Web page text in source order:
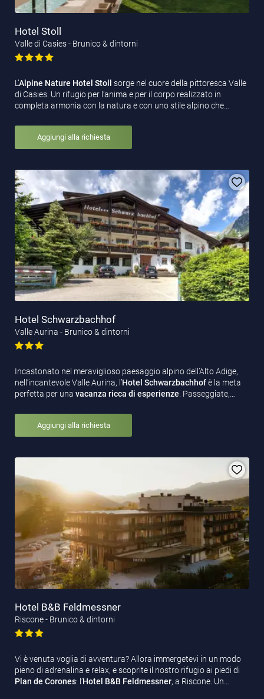
Hotel Stoll
Valle di Casies - Brunico & dintorni
L’Alpine Nature Hotel Stoll
sorge nel cuore della pittoresca Valle
di Casies. Un rifugio per l’anima e per il corpo realizzato in
completa armonia con la natura e con uno stile alpino che…
Aggiungi alla richiesta
Hotel Schwarzbachhof
Valle Aurina - Brunico & dintorni
Incastonato nel meraviglioso paesaggio alpino dell’Alto Adige,
nell’incantevole Valle Aurina, l’Hotel Schwarzbachhofè la meta
perfetta per una vacanza ricca di esperienze . Passeggiate,…
Aggiungi alla richiesta
Hotel B&B Feldmessner
Riscone - Brunico & dintorni
Vi è venuta voglia di avventura? Allora immergetevi in un modo
pieno di adrenalina e relax, e scoprite il nostro rifugio ai piedi di
Plan de Corones: l’Hotel B&B Feldmessner, a Riscone. Un…